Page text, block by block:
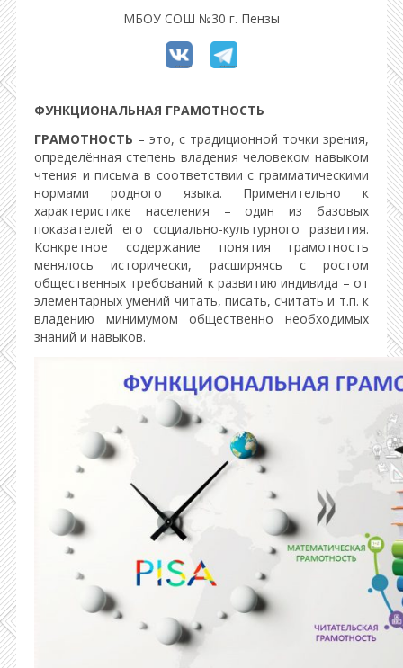
МБОУ СОШ №30 г. Пензы
ФУНКЦИОНАЛЬНАЯ ГРАМОТНОСТЬ
ГРАМОТНОСТЬ – это, с традиционной точки зрения,
определённая степень владения человеком навыком
чтения и письма в соответствии с грамматическими
нормами родного языка. Применительно к
характеристике населения – один из базовых
показателей его социально-культурного развития.
Конкретное содержание понятия грамотность
менялось исторически, расширяясь с ростом
общественных требований к развитию индивида – от
элементарных умений читать, писать, считать и т.п. к
владению минимумом общественно необходимых
знаний и навыков.